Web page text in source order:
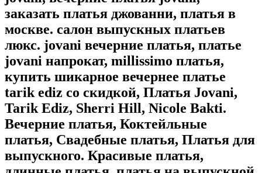
заказать платья джованни, платья в
москве. салон выпускных платьев
люкс. jovani вечерние платья, платье
jovani напрокат, millissimo платья,
купить шикарное вечернее платье
tarik ediz со скидкой, Платья Jovani,
Tarik Ediz, Sherri Hill, Nicole Bakti.
Вечерние платья, Коктейльные
платья, Свадебные платья, Платья для
выпускного. Красивые платья,